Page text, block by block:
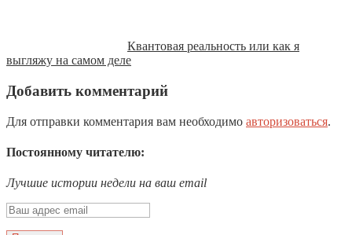
Квантовая реальность или как я
выгляжу на самом деле
Добавить комментарий
Для отправки комментария вам необходимо авторизоваться.
Постоянному читателю:
Лучшие истории недели на ваш email